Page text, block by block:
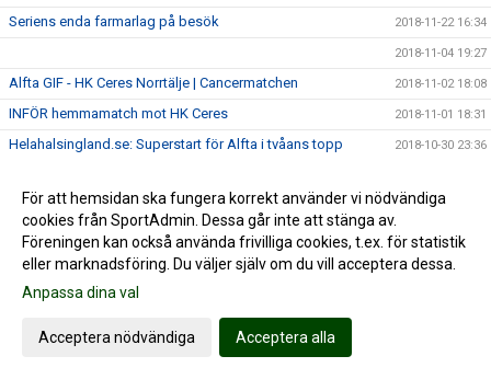
Seriens enda farmarlag på besök 2018-11-22 16:34
2018-11-04 19:27
Alfta GIF - HK Ceres Norrtälje | Cancermatchen 2018-11-02 18:08
INFÖR hemmamatch mot HK Ceres 2018-11-01 18:31
Helahalsingland.se: Superstart för Alfta i tvåans topp 2018-10-30 23:36
Damerna reser till Tibble 2018-10-26 21:26
TUNG seger i tuff match 2018-10-20 19:16
INFÖR tidiga toppmötet 2018-10-18 18:15
Sjuk halvlek grundlade överraskande storseger
Damerna antar tuffaste utmaningen hittills
Mål av Thessan i frustrerande seger
För att hemsidan ska fungera korrekt använder vi nödvändiga
cookies från SportAdmin. Dessa går inte att stänga av.
Föreningen kan också använda frivilliga cookies, t.ex. för statistik
eller marknadsföring. Du väljer själv om du vill acceptera dessa.
Anpassa dina val
Acceptera nödvändiga Acceptera alla